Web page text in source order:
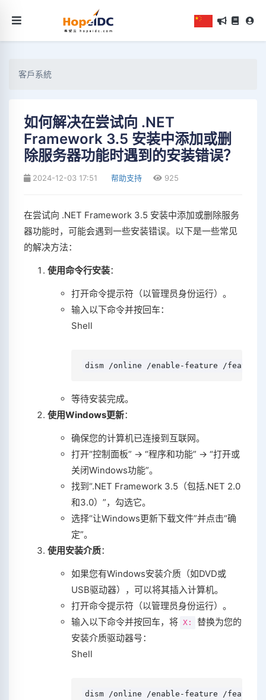
客戶系統
如何解决在尝试向 .NET
Framework 3.5 安装中添加或删
除服务器功能时遇到的安装错误？
2024-12-03 17:51 帮助支持 925
在尝试向 .NET Framework 3.5 安装中添加或删除服务
器功能时，可能会遇到一些安装错误。以下是一些常见
的解决方法：
使用命令行安装：
打开命令提示符（以管理员身份运行）。
输入以下命令并按回车：
Shell
dism /online /enable-feature /
等待安装完成。
使用Windows更新：
确保您的计算机已连接到互联网。
打开“控制面板” -> “程序和功能” -> “打开或
关闭Windows功能”。
找到“.NET Framework 3.5（包括.NET 2.0
和3.0）”，勾选它。
选择“让Windows更新下载文件”并点击“确
定”。
使用安装介质：
如果您有Windows安装介质（如DVD或
USB驱动器），可以将其插入计算机。
打开命令提示符（以管理员身份运行）。
输入以下命令并按回车，将 X:
替换为您的
安装介质驱动器号：
Shell
dism /online /enable-feature /